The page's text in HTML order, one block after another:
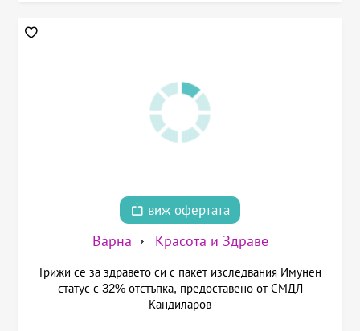
виж офертата
Варна Красота и Здраве
Грижи се за здравето си с пакет изследвания Имунен
статус с 32% отстъпка, предоставено от СМДЛ
Кандиларов